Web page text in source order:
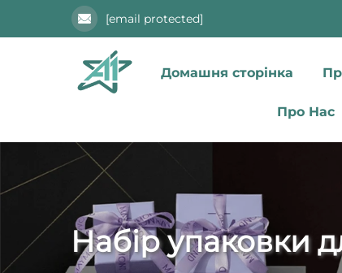
[email protected]
Домашня сторінка
Про Нас
Набір упаковки